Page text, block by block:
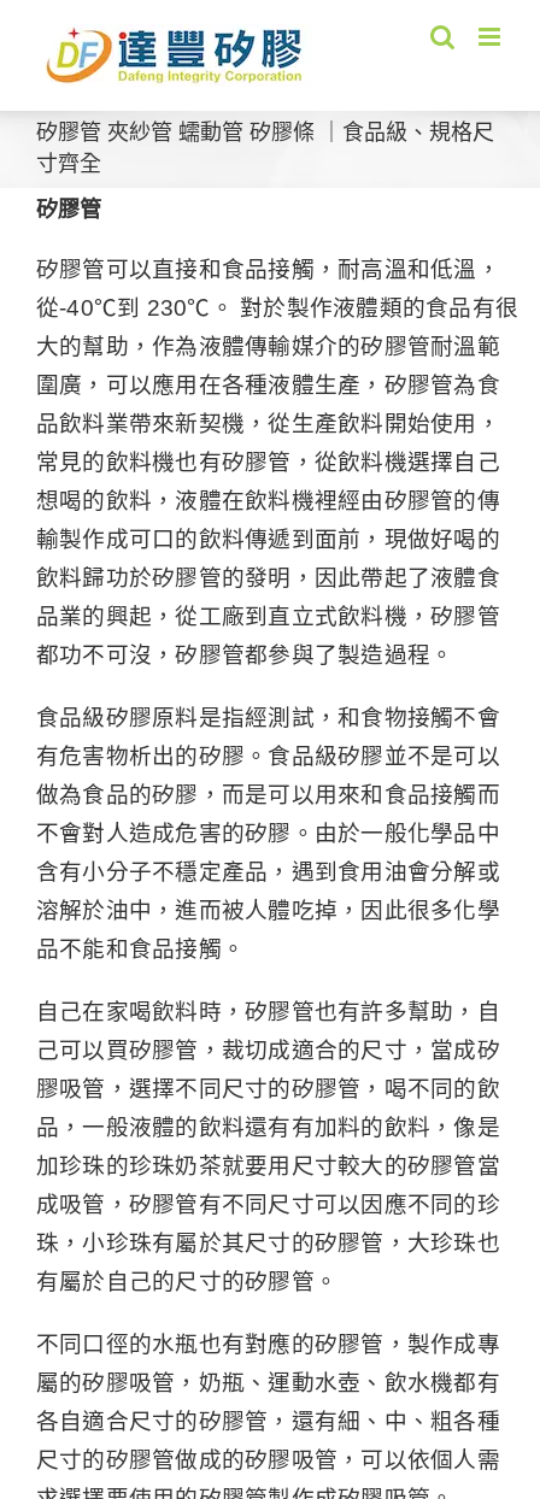
content
矽膠管 夾紗管 蠕動管 矽膠條 ｜食品級、規格尺
寸齊全
矽膠管
矽膠管可以直接和食品接觸，耐高溫和低溫，
從-40℃到 230℃。 對於製作液體類的食品有很
大的幫助，作為液體傳輸媒介的矽膠管耐溫範
圍廣，可以應用在各種液體生產，矽膠管為食
品飲料業帶來新契機，從生產飲料開始使用，
常見的飲料機也有矽膠管，從飲料機選擇自己
想喝的飲料，液體在飲料機裡經由矽膠管的傳
輸製作成可口的飲料傳遞到面前，現做好喝的
飲料歸功於矽膠管的發明，因此帶起了液體食
品業的興起，從工廠到直立式飲料機，矽膠管
都功不可沒，矽膠管都參與了製造過程。
食品級矽膠原料是指經測試，和食物接觸不會
有危害物析出的矽膠。食品級矽膠並不是可以
做為食品的矽膠，而是可以用來和食品接觸而
不會對人造成危害的矽膠。由於一般化學品中
含有小分子不穩定產品，遇到食用油會分解或
溶解於油中，進而被人體吃掉，因此很多化學
品不能和食品接觸。
自己在家喝飲料時，矽膠管也有許多幫助，自
己可以買矽膠管，裁切成適合的尺寸，當成矽
膠吸管，選擇不同尺寸的矽膠管，喝不同的飲
品，一般液體的飲料還有有加料的飲料，像是
加珍珠的珍珠奶茶就要用尺寸較大的矽膠管當
成吸管，矽膠管有不同尺寸可以因應不同的珍
珠，小珍珠有屬於其尺寸的矽膠管，大珍珠也
有屬於自己的尺寸的矽膠管。
不同口徑的水瓶也有對應的矽膠管，製作成專
屬的矽膠吸管，奶瓶、運動水壺、飲水機都有
各自適合尺寸的矽膠管，還有細、中、粗各種
尺寸的矽膠管做成的矽膠吸管，可以依個人需